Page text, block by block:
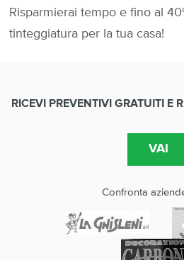
Risparmierai tempo e fino al
tinteggiatura per la tua casa!
RICEVI PREVENTIVI GRATUITI E
Confronta